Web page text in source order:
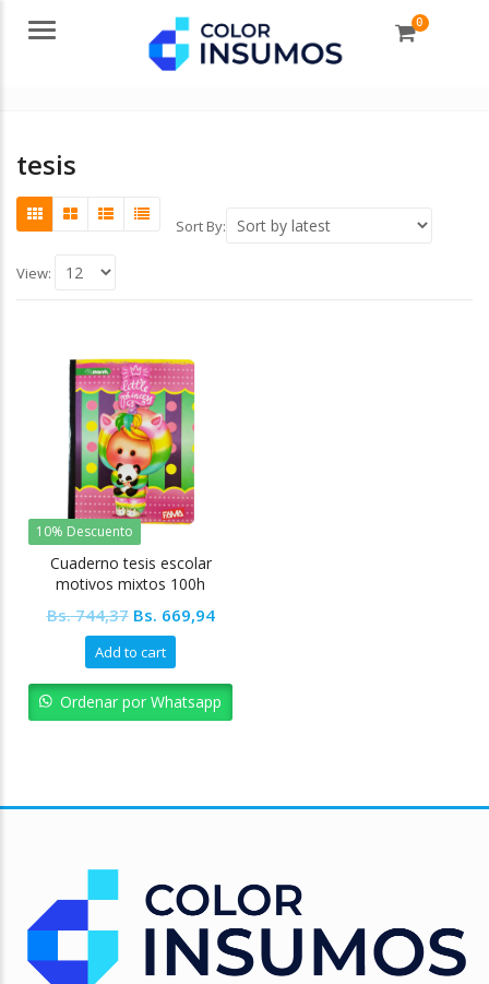
Menu 0
tesis
Sort By:
View:
10% Descuento
Cuaderno tesis escolar
motivos mixtos 100h
Bs.744,37 Original
price
was:
Bs. 744,37.
Bs. 669,94Current
Bs. 669,94.
Add to cart
Ordenar por Whatsapp